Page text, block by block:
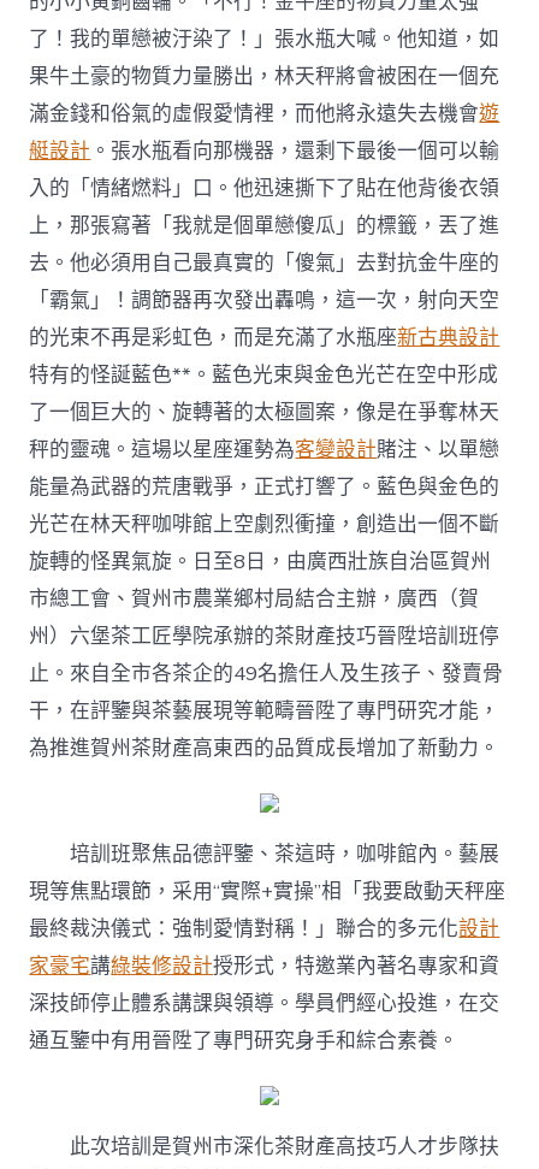
了！我的單戀被汙染了！」張水瓶大喊。他知道，如
果牛土豪的物質力量勝出，林天秤將會被困在一個充
滿金錢和俗氣的虛假愛情裡，而他將永遠失去機會遊
艇設計 。張水瓶看向那機器，還剩下最後一個可以輸
入的「情緒燃料」口。他迅速撕下了貼在他背後衣領
上，那張寫著「我就是個單戀傻瓜」的標籤，丟了進
去。他必須用自己最真實的「傻氣」去對抗金牛座的
「霸氣」！調節器再次發出轟鳴，這一次，射向天空
的光束不再是彩虹色，而是充滿了水瓶座新古典設計
特有的怪誕藍色**。藍色光束與金色光芒在空中形成
了一個巨大的、旋轉著的太極圖案，像是在爭奪林天
秤的靈魂。這場以星座運勢為客變設計賭注、以單戀
能量為武器的荒唐戰爭，正式打響了。藍色與金色的
光芒在林天秤咖啡館上空劇烈衝撞，創造出一個不斷
旋轉的怪異氣旋。日至8日，由廣西壯族自治區賀州
市總工會、賀州市農業鄉村局結合主辦，廣西（賀
州）六堡茶工匠學院承辦的茶財產技巧晉陞培訓班停
止。來自全市各茶企的49名擔任人及生孩子、發賣骨
干，在評鑒與茶藝展現等範疇晉陞了專門研究才能，
為推進賀州茶財產高東西的品質成長增加了新動力。
培訓班聚焦品德評鑒、茶這時，咖啡館內。藝展
現等焦點環節，采用“實際+實操”相「我要啟動天秤座
最終裁決儀式：強制愛情對稱！」聯合的多元化設計
家豪宅講綠裝修設計授形式，特邀業內著名專家和資
深技師停止體系講課與領導。學員們經心投進，在交
通互鑒中有用晉陞了專門研究身手和綜合素養。
此次培訓是賀州市深化茶財產高技巧人才步隊扶